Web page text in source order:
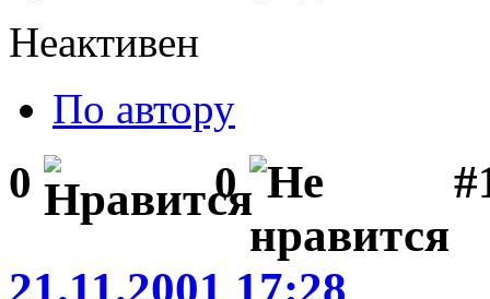
Неактивен
По автору
0 0
21.11.2001 17:28